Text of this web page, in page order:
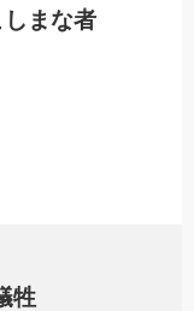
！(36)
ろ・勘どころ・ツッコ
支持される「ウェルビ
のための現場改善(174)
ーム対応の新知識と新
キル社員に育てる！ 社
川鷹年の「中小企業の
績アップにつながる！
米資産家に学ぶ二世教育
渡部昇一の「日本
経営に活かす“十
リー
ワイ
必読
眼と
社長
米国
高橋
まな者
牲